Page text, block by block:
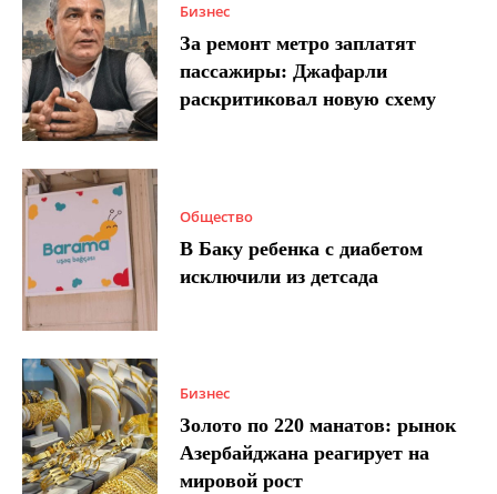
Бизнес
За ремонт метро заплатят
пассажиры: Джафарли
раскритиковал новую схему
Общество
В Баку ребенка с диабетом
исключили из детсада
Бизнес
Золото по 220 манатов: рынок
Азербайджана реагирует на
мировой рост